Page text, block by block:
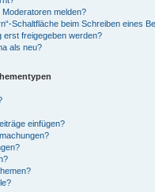
melden?
Schaltfläche beim Schreiben eines
erst freigegeben werden?
als neu?
einfügen?